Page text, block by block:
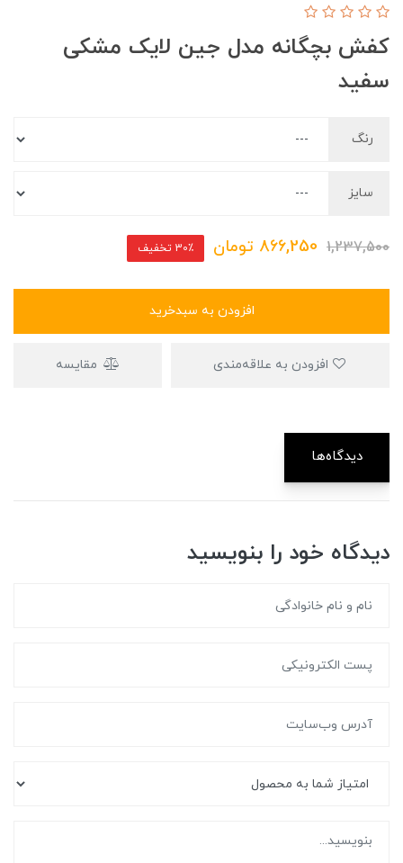
کفش بچگانه مدل جین لایک مشکی
سفید
رنگ
سایز
1,237,500
866,250 تومان 30٪ تخفیف
افزودن به سبدخرید
مقایسه
دیدگاه‌ها
دیدگاه خود را بنویسید